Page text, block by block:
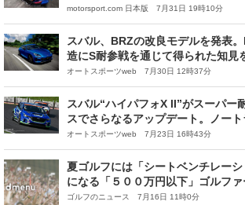
策｜スーパーGT第4戦
motorsport.com 日本版 7月31日 19時10分
スバル、BRZの改良モデルを発表
造にS耐参戦を通じて得られた知見
オートスポーツweb 7月30日 12時37分
スバル“ハイパフォX II”がスーパー
スでさらなるアップデート。ノー
す
オートスポーツweb 7月23日 16時43分
夏ゴルフには「シートベンチレー
になる「５００万円以下」ゴルフ
ゴルフのニュース 7月16日 11時0分